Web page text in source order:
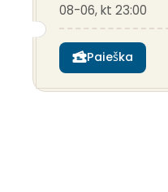
08-06, kt 23:00
Paieška